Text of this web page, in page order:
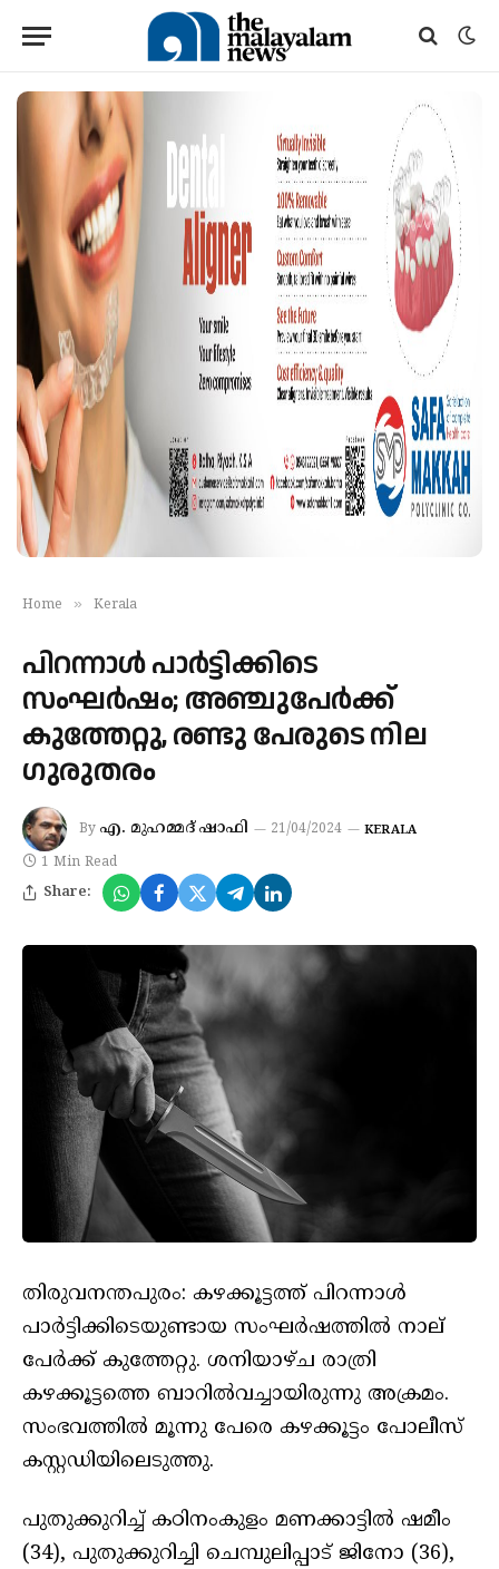
Home » Kerala
പിറന്നാള്‍ പാര്‍ട്ടിക്കിടെ
സംഘർഷം; അഞ്ചുപേര്‍ക്ക്
കുത്തേറ്റു, രണ്ടു പേരുടെ നില
ഗുരുതരം
By എ. മുഹമ്മദ് ഷാഫി 21/04/2024 KERALA
1 Min Read
Share:
തിരുവനന്തപുരം: കഴക്കൂട്ടത്ത് പിറന്നാള്‍
പാർട്ടിക്കിടെയുണ്ടായ സംഘർഷത്തില്‍ നാല്
പേർക്ക് കുത്തേറ്റു. ശനിയാഴ്ച രാത്രി
കഴക്കൂട്ടത്തെ ബാറില്‍വച്ചായിരുന്നു അക്രമം.
സംഭവത്തില്‍ മൂന്നു പേരെ കഴക്കൂട്ടം പോലീസ്
കസ്റ്റഡിയിലെടുത്തു.
പുതുക്കുറിച്ച്‌ കഠിനംകുളം മണക്കാട്ടില്‍ ഷമീം
(34), പുതുക്കുറിച്ചി ചെമ്പുലിപ്പാട് ജിനോ (36),